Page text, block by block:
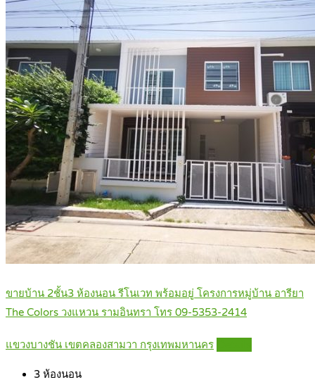
ขายบ้าน 2ชั้น3 ห้องนอน รีโนเวท พร้อมอยู่ โครงการหมู่บ้าน อารียา
The Colors วงแหวน รามอินทรา โทร 09-5353-2414
แขวงบางชัน เขตคลองสามวา กรุงเทพมหานคร
3 ห้องนอน